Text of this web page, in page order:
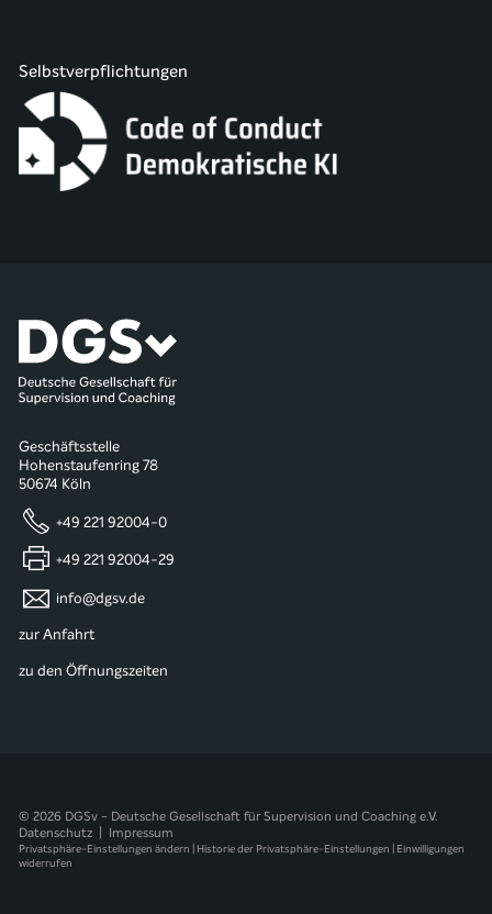
Selbstverpflichtungen
Geschäftsstelle
Hohenstaufenring 78
50674 Köln
+49 221 92004-0
+49 221 92004-29
info@dgsv.de
zur Anfahrt
zu den Öffnungszeiten
© 2026 DGSv - Deutsche Gesellschaft für Supervision und Coaching e.V.
Datenschutz
Impressum
Privatsphäre-Einstellungen ändern | Historie der Privatsphäre-Einstellungen | Einwilligungen
widerrufen